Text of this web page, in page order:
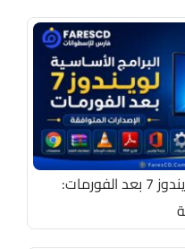
البرامج الأساسية لويندوز 7 بعد الفورمات: